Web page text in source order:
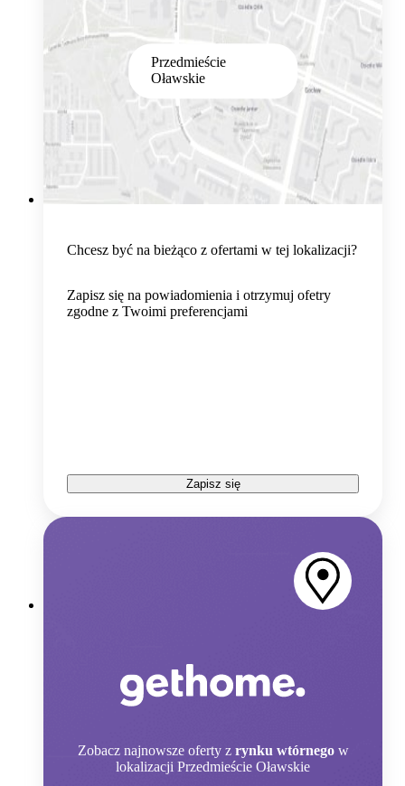
Przedmieście
Oławskie
Chcesz być na bieżąco z ofertami w tej lokalizacji?
Zapisz się na powiadomienia i otrzymuj ofetry
zgodne z Twoimi preferencjami
Zapisz się
Zobacz najnowsze oferty z rynku wtórnego w
lokalizacji Przedmieście Oławskie